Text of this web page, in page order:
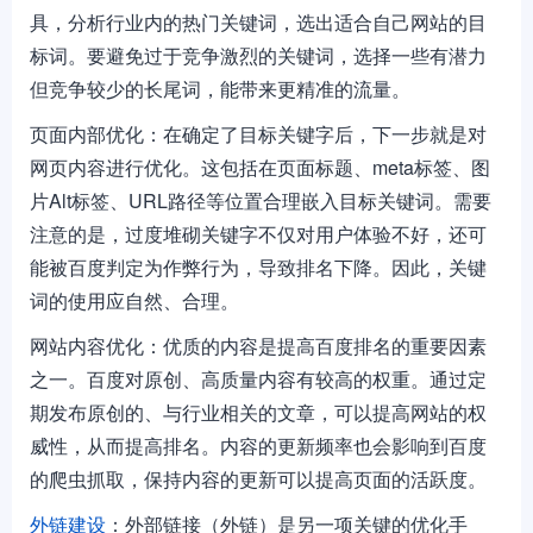
具，分析行业内的热门关键词，选出适合自己网站的目
标词。要避免过于竞争激烈的关键词，选择一些有潜力
但竞争较少的长尾词，能带来更精准的流量。
页面内部优化：在确定了目标关键字后，下一步就是对
网页内容进行优化。这包括在页面标题、meta标签、图
片Alt标签、URL路径等位置合理嵌入目标关键词。需要
注意的是，过度堆砌关键字不仅对用户体验不好，还可
能被百度判定为作弊行为，导致排名下降。因此，关键
词的使用应自然、合理。
网站内容优化：优质的内容是提高百度排名的重要因素
之一。百度对原创、高质量内容有较高的权重。通过定
期发布原创的、与行业相关的文章，可以提高网站的权
威性，从而提高排名。内容的更新频率也会影响到百度
的爬虫抓取，保持内容的更新可以提高页面的活跃度。
外链建设 ：外部链接（外链）是另一项关键的优化手